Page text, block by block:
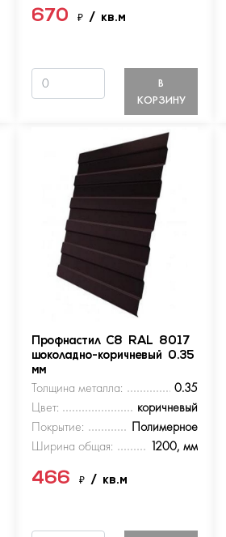
670₽/ кв.м
В
КОРЗИНУ
Профнастил С8 RAL 8017
шоколадно-коричневый 0.35
мм
Толщина металла:
0.35
Цвет:
коричневый
Покрытие:
Полимерное
Ширина общая:
1200, мм
466₽/ кв.м